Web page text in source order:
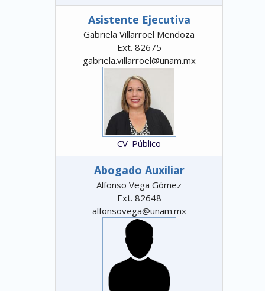
Asistente Ejecutiva
Gabriela Villarroel Mendoza
Ext. 82675
gabriela.villarroel@unam.mx
CV_Público
Abogado Auxiliar
Alfonso Vega Gómez
Ext. 82648
alfonsovega@unam.mx